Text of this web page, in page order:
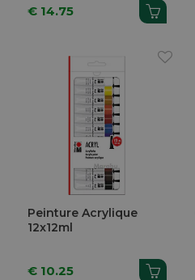
€ 14.75
Peinture Acrylique
12x12ml
€ 10.25